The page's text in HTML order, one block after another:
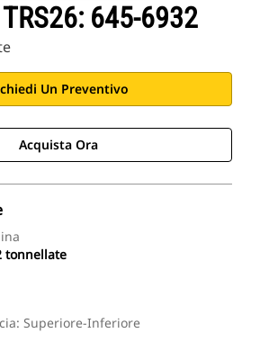
645-6932
Un Preventivo
Acquista Ora
tonnellate
Superiore-Inferiore